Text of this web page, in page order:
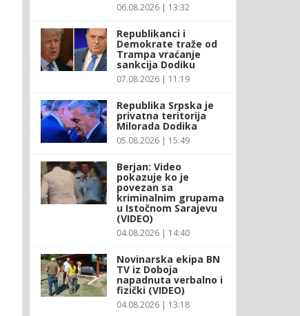
06.08.2026 | 13:32
Republikanci i
Demokrate traže od
Trampa vraćanje
sankcija Dodiku
07.08.2026 | 11:19
Republika Srpska je
privatna teritorija
Milorada Dodika
05.08.2026 | 15:49
Berjan: Video
pokazuje ko je
povezan sa
kriminalnim grupama
u Istočnom Sarajevu
(VIDEO)
04.08.2026 | 14:40
Novinarska ekipa BN
TV iz Doboja
napadnuta verbalno i
fizički (VIDEO)
04.08.2026 | 13:18